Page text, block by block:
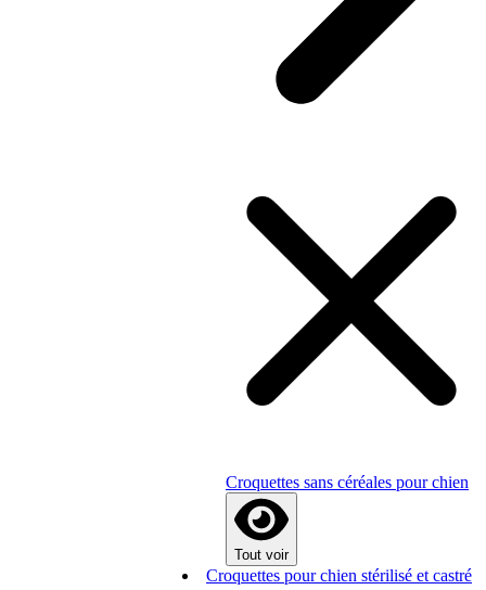
Croquettes sans céréales pour chien
Tout voir
Croquettes pour chien stérilisé et castré